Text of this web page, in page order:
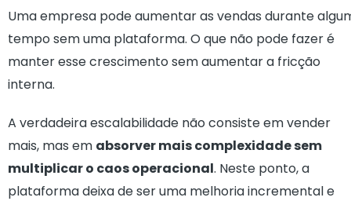
Uma empresa pode aumentar as vendas durante
tempo sem uma plataforma. O que não pode fazer é
manter esse crescimento sem aumentar a fricção
interna.
A verdadeira escalabilidade não consiste em vender
mais, mas em absorver mais complexidade sem
multiplicar o caos operacional. Neste ponto, a
plataforma deixa de ser uma melhoria incremental e